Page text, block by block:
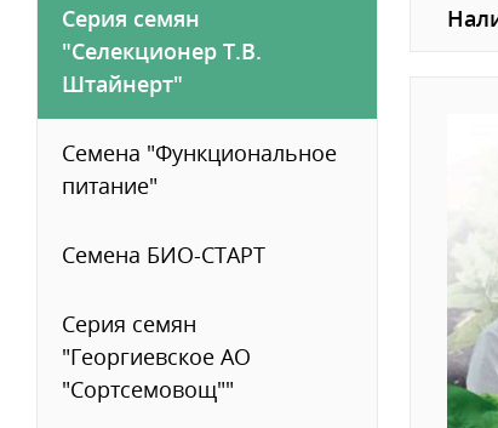
Серия семян
"Селекционер Т.В.
Штайнерт"
Семена "Функциональное
питание"
Семена БИО-СТАРТ
Серия семян
"Георгиевское АО
"Сортсемовощ""